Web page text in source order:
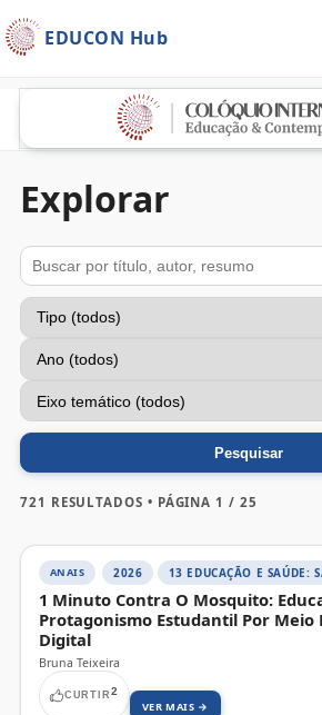
EDUCON Hub
Explorar
Buscar
Tipo
Ano
Eixo temático
Pesquisar
721 RESULTADOS • PÁGINA 1 / 25
ANAIS 2026
1 Minuto Contra O Mosquito:
Protagonismo Estudantil Por Meio
Digital
Bruna Teixeira
CURTIR 2
VER MAIS →